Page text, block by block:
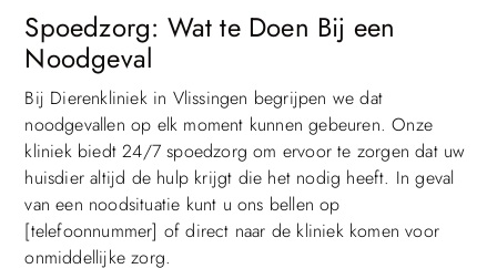
Spoedzorg: Wat te Doen Bij een
Noodgeval
Bij Dierenkliniek in Vlissingen begrijpen we dat
noodgevallen op elk moment kunnen gebeuren. Onze
kliniek biedt 24/7 spoedzorg om ervoor te zorgen dat uw
huisdier altijd de hulp krijgt die het nodig heeft. In geval
van een noodsituatie kunt u ons bellen op
[telefoonnummer] of direct naar de kliniek komen voor
onmiddellijke zorg.